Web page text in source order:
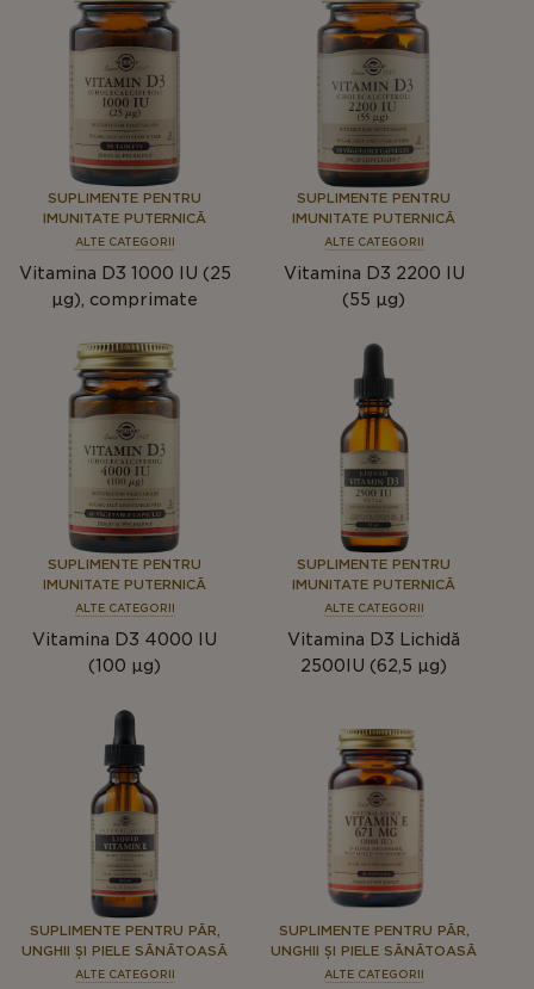
SUPLIMENTE PENTRU
IMUNITATE PUTERNICĂ
ALTE CATEGORII
Vitamina D3 1000 IU (25
μg), comprimate
SUPLIMENTE PENTRU
IMUNITATE PUTERNICĂ
ALTE CATEGORII
Vitamina D3 2200 IU
(55 µg)
SUPLIMENTE PENTRU
IMUNITATE PUTERNICĂ
ALTE CATEGORII
Vitamina D3 4000 IU
(100 μg)
SUPLIMENTE PENTRU
IMUNITATE PUTERNICĂ
ALTE CATEGORII
Vitamina D3 Lichidă
2500IU (62,5 µg)
SUPLIMENTE PENTRU PĂR,
UNGHII ȘI PIELE SĂNĂTOASĂ
ALTE CATEGORII
SUPLIMENTE PENTRU PĂR,
UNGHII ȘI PIELE SĂNĂTOASĂ
ALTE CATEGORII